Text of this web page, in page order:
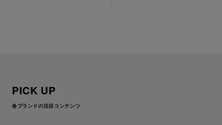
PICK UP
各ブランドの注目コンテンツ